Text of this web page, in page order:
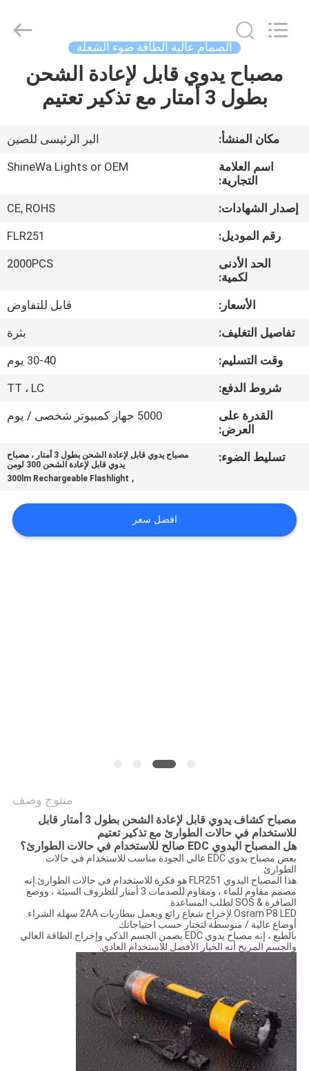
المنزل
فيديوهات
حولنا
جولة
المصنع
مراقبة
الجودة
اتصل
القضايا
Reserved.
الصمام عالية الطاقة ضوء الشعلة
مصباح يدوي قابل لإعادة الشحن
بطول 3 أمتار مع تذكير تعتيم
مكان المنشأ:
البر الرئيسى للصين
اسم العلامة
التجارية:
ShineWa Lights or OEM
إصدار الشهادات:
CE, ROHS
رقم الموديل:
FLR251
الحد الأدنى
لكمية:
2000PCS
الأسعار:
قابل للتفاوض
تفاصيل التغليف:
بثرة
وقت التسليم:
30-40 يوم
شروط الدفع:
TT ، LC
القدرة على
العرض:
5000 جهاز كمبيوتر شخصى / يوم
تسليط الضوء:
مصباح يدوي قابل لإعادة الشحن بطول 3 أمتار ، مصباح
يدوي قابل لإعادة الشحن 300 لومن
,
300lm Rechargeable Flashlight
افضل سعر
منتوج وصف
مصباح كشاف يدوي قابل لإعادة الشحن بطول 3 أمتار قابل
للاستخدام في حالات الطوارئ مع تذكير تعتيم
هل المصباح اليدوي EDC صالح للاستخدام في حالات الطوارئ؟
بعض مصباح يدوي EDC عالي الجودة مناسب للاستخدام في حالات
الطوارئ.
هذا المصباح اليدوي FLR251 هو فكرة للاستخدام في حالات الطوارئ.إنه
مصمم مقاوم للماء ، ومقاوم للصدمات 3 أمتار للظروف السيئة ، ووضع
الصافرة & SOS لطلب المساعدة.
Osram P8 LED لإخراج شعاع رائع ويعمل ببطاريات 2AA سهلة الشراء.
أوضاع عالية / متوسطة لتختار حسب احتياجاتك.
بالطبع ، إنه مصباح يدوي EDC.يضمن الجسم الذكي وإخراج الطاقة العالي
والجسم المريح أنه الخيار الأفضل للاستخدام العادي.